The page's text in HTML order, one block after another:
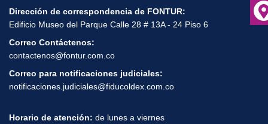
contactenos@fontur.com.co
Correo para notificaciones judiciales:
notificaciones.judiciales@fiducoldex.com.co
Horario de atención:de lunes a viernes
de 8 AM a 5:00 PM - Bogotá, Colombia.